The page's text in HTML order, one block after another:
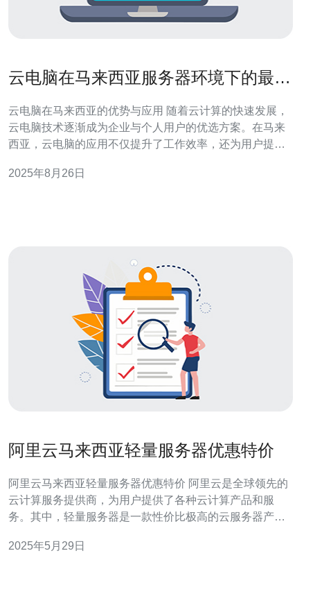
云电脑在马来西亚服务器环境下的最佳
云电脑在马来西亚的优势与应用 随着云计算的快速发展，
云电脑技术逐渐成为企业与个人用户的优选方案。在马来
西亚，云电脑的应用不仅提升了工作效率，还为用户提供
下，实施云电脑的最佳实践。 以下是关于云电脑在马来西
2025年8月26日
阿里云马来西亚轻量服务器优惠特价
阿里云马来西亚轻量服务器优惠特价 阿里云是全球领先的
云计算服务提供商，为用户提供了各种云计算产品和服
务。其中，轻量服务器是一款性价比极高的云服务器产
了马来西亚地区的优惠特价活动，让用户可以更便宜地体
2025年5月29日